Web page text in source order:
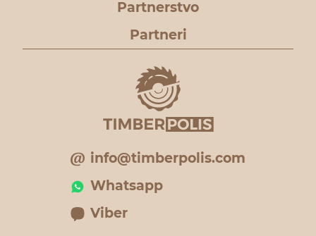
Partnerstvo
Partneri
info@timberpolis.com
Whatsapp
Viber